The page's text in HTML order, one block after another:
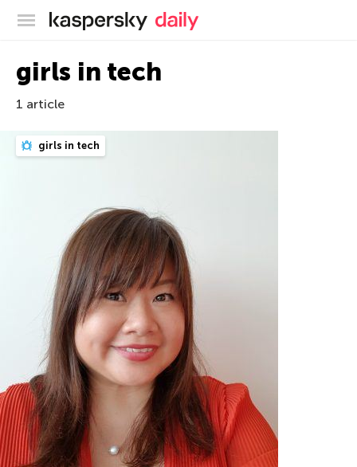
Blog officiel de Kaspersky
girls in tech
1 article
girls in tech